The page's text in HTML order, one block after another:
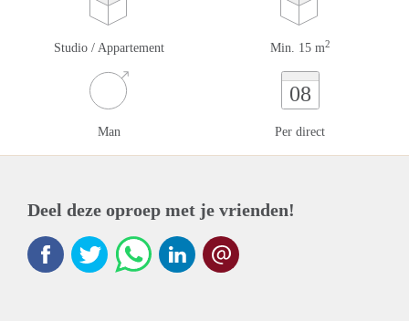
Studio / Appartement Min. 15 m2
Man
08
Per direct
Deel deze oproep met je vrienden!